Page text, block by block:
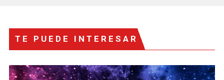
TE PUEDE INTERESAR